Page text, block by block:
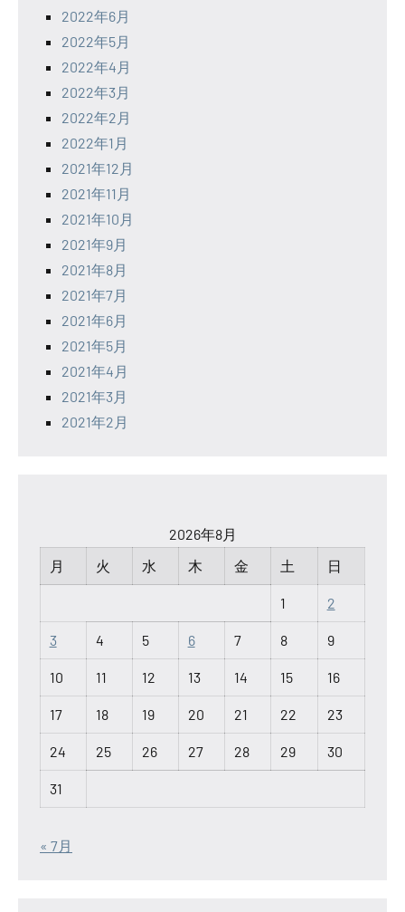
2022年6月
2022年5月
2022年4月
2022年3月
2022年2月
2022年1月
2021年12月
2021年11月
2021年10月
2021年9月
2021年8月
2021年7月
2021年6月
2021年5月
2021年4月
2021年3月
2021年2月
2026年8月
月
火 水 木 金 土 日
1 2
3 4 5 6 7 8 9
10 11 12 13 14 15 16
17 18 19 20 21 22 23
24 25 26 27 28 29 30
31
« 7月